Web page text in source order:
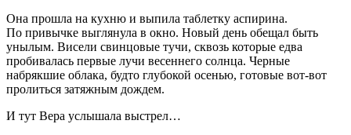
Она прошла на кухню и выпила таблетку аспирина.
По привычке выглянула в окно. Новый день обещал быть
унылым. Висели свинцовые тучи, сквозь которые едва
пробивалась первые лучи весеннего солнца. Черные
набрякшие облака, будто глубокой осенью, готовые вот-вот
пролиться затяжным дождем.
И тут Вера услышала выстрел…